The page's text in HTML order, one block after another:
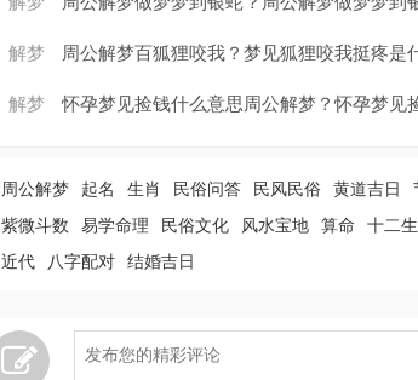
解梦
周公解梦百狐狸咬我？梦见狐狸咬我挺疼是
解梦 怀孕梦见捡钱什么意思周公解梦？怀孕梦见
周公解梦 起名 生肖 民俗问答 民风民俗 黄道吉日
紫微斗数 易学命理 民俗文化 风水宝地 算命 十二
近代 八字配对 结婚吉日